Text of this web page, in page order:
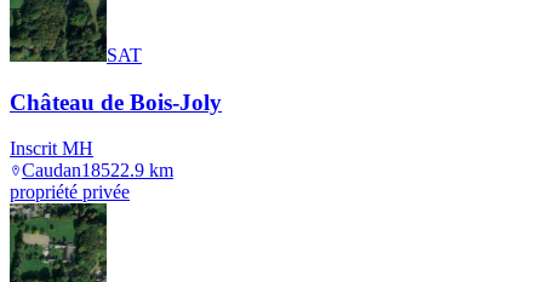
SAT
Château de Bois-Joly
Inscrit MH
Caudan18522.9 km
propriété privée